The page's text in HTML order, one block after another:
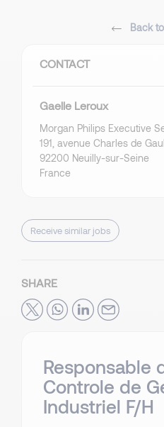
Back
CONTACT
Gaelle Leroux
Morgan Philips Executive
191, avenue Charles de
92200 Neuilly-sur-Seine
France
Receive similar jobs
SHARE
Responsable
Controle de
Industriel F/H